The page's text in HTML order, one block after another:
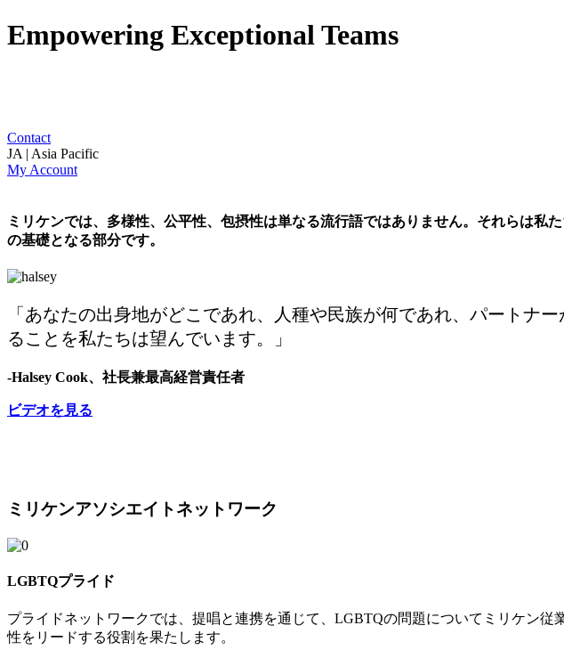
Empowering Exceptional Teams
Contact
JA | Asia Pacific
My Account
ミリケンでは、多様性、公平性、包摂性は単なる流行語ではありません。それらは
の基礎となる部分です。
「あなたの出身地がどこであれ、人種や民族が何であれ、パートナ
ることを私たちは望んでいます。」
-Halsey Cook、 社長兼最高経営責任者
ビデオを見る
ミリケンアソシエイトネットワーク
LGBTQプライド
プライドネットワークでは、提唱と連携を通じて、LGBTQの問題についてミリケン
性をリードする役割を果たします。